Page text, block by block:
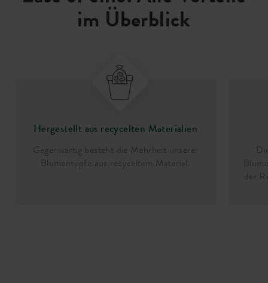
im Überblick
Hergestellt aus recycelten Materialien
Gegenwärtig besteht die Mehrheit unserer
Blumentöpfe aus recyceltem Material.
der